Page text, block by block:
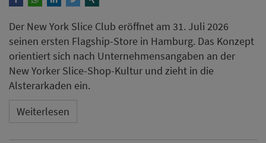
Der New York Slice Club eröffnet am 31. Juli 2026
seinen ersten Flagship-Store in Hamburg. Das Konzept
orientiert sich nach Unternehmensangaben an der
New Yorker Slice-Shop-Kultur und zieht in die
Alsterarkaden ein.
Weiterlesen